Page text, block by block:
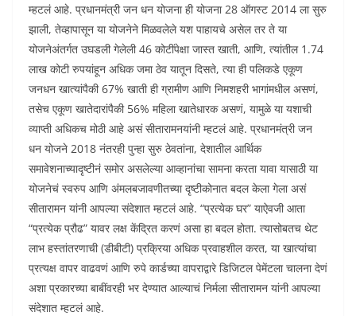
म्हटलं आहे. प्रधानमंत्री जन धन योजना ही योजना 28 ऑगस्ट 2014 ला सुरु
झाली, तेव्हापासून या योजनेने मिळवलेले यश पाहायचे असेल तर ते या
योजनेअंतर्गत उघडली गेलेली 46 कोटींपेक्षा जास्त खाती, आणि, त्यांतील 1.74
लाख कोटी रुपयांहून अधिक जमा ठेव यातून दिसते, त्या ही पलिकडे एकूण
जनधन खात्यांपैकी 67% खाती ही ग्रामीण आणि निमशहरी भागांमधील असणं,
तसेच एकूण खातेदारांपैकी 56% महिला खातेधारक असणं, यामुळे या यशाची
व्याप्ती अधिकच मोठी आहे असं सीतारामनयांनी म्हटलं आहे. प्रधानमंत्री जन
धन योजने 2018 नंतरही पुन्हा सुरु ठेवतांना, देशातील आर्थिक
समावेशनाच्यादृष्टीनं समोर असलेल्या आव्हानांचा सामना करता यावा यासाठी या
योजनेचं स्वरुप आणि अंमलबजावणीतच्या दृष्टीकोनात बदल केला गेला असं
सीतारामन यांनी आपल्या संदेशात म्हटलं आहे. “प्रत्येक घर” याऐवजी आता
“प्रत्येक प्रौढ” यावर लक्ष केंद्रित करणं असा हा बदल होता. त्यासोबतच थेट
लाभ हस्तांतरणाची (डीबीटी) प्रक्रिया अधिक प्रवाहशील करत, या खात्यांचा
प्रत्यक्ष वापर वाढवणं आणि रुपे कार्डच्या वापराद्वारे डिजिटल पेमेंटला चालना देणं
अशा प्रकारच्या बाबींवरही भर देण्यात आल्याचं निर्मला सीतारामन यांनी आपल्या
संदेशात म्हटलं आहे.